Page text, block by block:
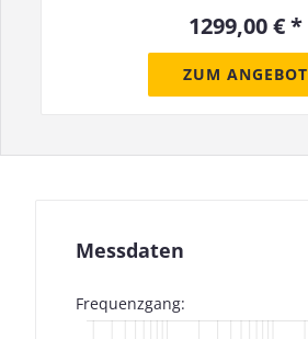
1299,00 € *
ZUM ANGEBOT
Messdaten
Frequenzgang: